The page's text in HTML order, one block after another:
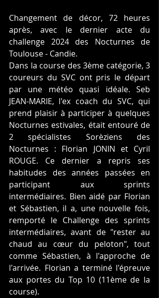
Changement de décor, 72 heures
après, avec le dernier acte du
challenge 2024 des Nocturnes de
Toulouse - Candie.
Dans la course des 3ème catégorie, 3
coureurs du SVC ont pris le départ
par une météo quasi idéale. Seb
JEAN-MARIE, l'ex coach du SVC, qui
prend plaisir à participer à quelques
Nocturnes estivales, était entouré de
2 spécialistes Sorèziens des
Nocturnes : Florian JONIN et Cyril
ROUGE. Ce dernier a repris ses
habitudes des années passées en
participant aux sprints
intermédiaires. Bien aidé par Florian
et Sébastien, il a, une nouvelle fois,
remporté le Challenge des sprints
intermédiaires, avant de "rester au
chaud au cœur du peloton", tout
comme Sébastien, à l'approche de
l'arrivée. Florian a terminé l'épreuve
aux portes du Top 10 (11ème de la
course).